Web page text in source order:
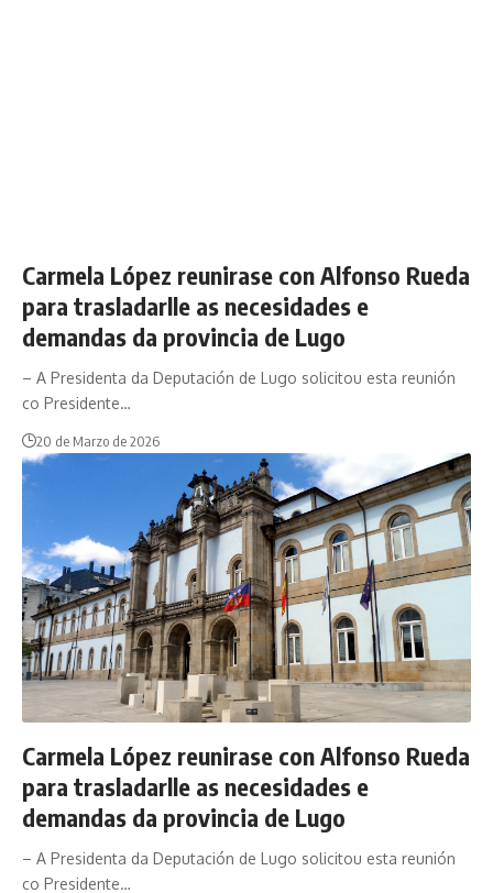
Carmela López reunirase con Alfonso Rueda
para trasladarlle as necesidades e
demandas da provincia de Lugo
– A Presidenta da Deputación de Lugo solicitou esta reunión
co Presidente…
20 de Marzo de 2026
Carmela López reunirase con Alfonso Rueda
para trasladarlle as necesidades e
demandas da provincia de Lugo
– A Presidenta da Deputación de Lugo solicitou esta reunión
co Presidente…